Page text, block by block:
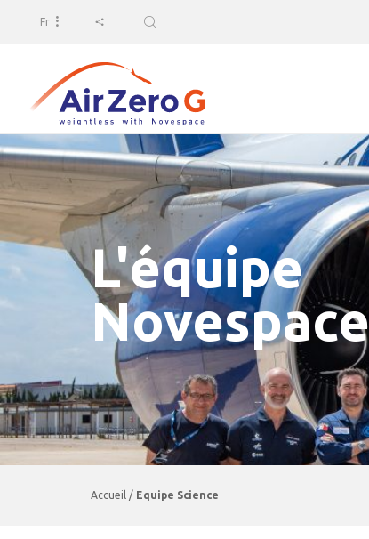
Fr
L'équipe
Novespace
Accueil / Equipe Science